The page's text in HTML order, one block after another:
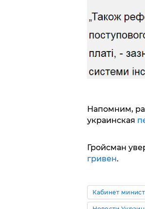
Напомним,
украинская
Гройсман
гривен.
Кабинет